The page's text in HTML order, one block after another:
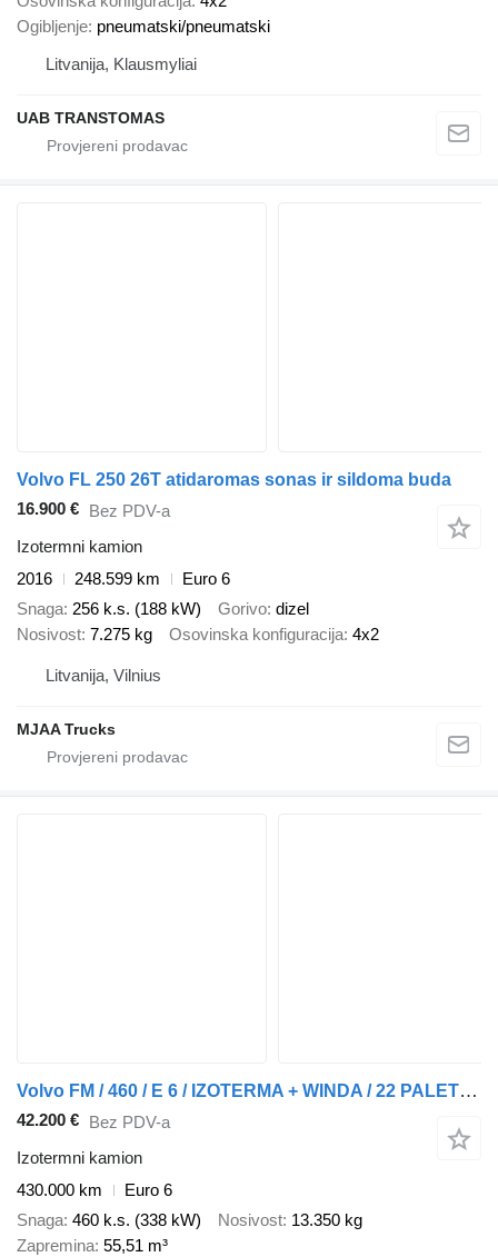
Ogibljenje pneumatski/pneumatski
Litvanija, Klausmyliai
UAB TRANSTOMAS
Volvo FL 250 26T atidaromas sonas ir sildoma buda
16.900 € Bez PDV-a
Izotermni kamion
2016
248.599 km
Euro 6
Snaga 256 k.s. (188 kW) Gorivo dizel
Nosivost 7.275 kg Osovinska konfiguracija 4x2
Litvanija, Vilnius
MJAA Trucks
Volvo FM / 460 / E 6 / IZOTERMA + WINDA / 22 PALETY / DŁ 9,1 M / ŁAD
42.200 € Bez PDV-a
Izotermni kamion
430.000 km
Euro 6
Snaga 460 k.s. (338 kW) Nosivost 13.350 kg
Zapremina 55,51 m³